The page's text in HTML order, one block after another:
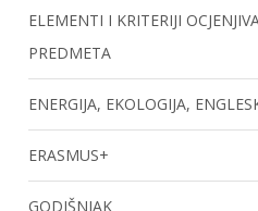
ELEMENTI I KRITERIJI
PREDMETA
ENERGIJA, EKOLOGIJA,
ERASMUS+
GODIŠNJAK